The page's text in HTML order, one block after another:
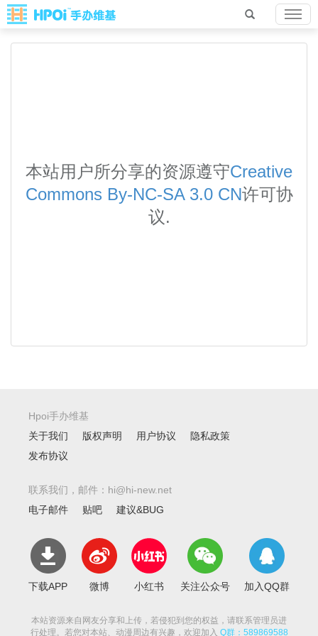
本站用户所分享的资源遵守Creative
Commons By-NC-SA 3.0 CN许可协
议.
Hpoi手办维基
关于我们
版权声明 用户协议
隐私政策
发布协议
联系我们，邮件：hi@hi-new.net
电子邮件
贴吧 建议&BUG
下载APP 微博 小红书 关注公众号 加入QQ群
本站资源来自网友分享和上传，若侵犯到您的权益，请联系管理员进
行处理。若您对本站、动漫周边有兴趣，欢迎加入 Q群：589869588